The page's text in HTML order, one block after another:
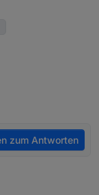
zum Antworten